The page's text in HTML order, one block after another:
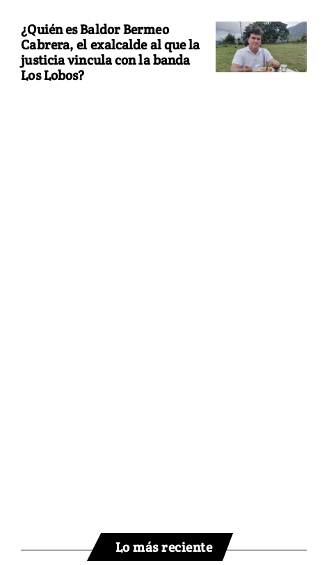
¿Quién es Baldor Bermeo
Cabrera, el exalcalde al que la
justicia vincula con la banda
Los Lobos?
Lo más reciente